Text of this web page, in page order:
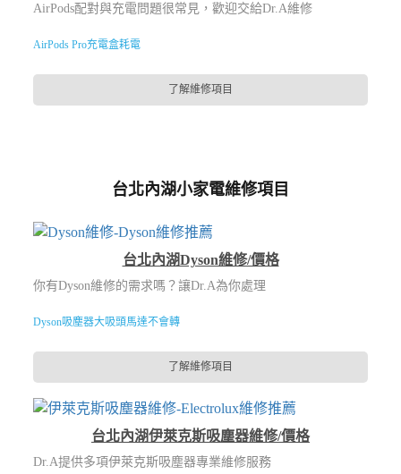
AirPods配對與充電問題很常見，歡迎交給Dr.A維修
AirPods Pro充電盒耗電
了解維修項目
台北內湖小家電維修項目
台北內湖Dyson維修/價格
你有Dyson維修的需求嗎？讓Dr.A為你處理
Dyson吸塵器大吸頭馬達不會轉
了解維修項目
台北內湖伊萊克斯吸塵器維修/價格
Dr.A提供多項伊萊克斯吸塵器專業維修服務